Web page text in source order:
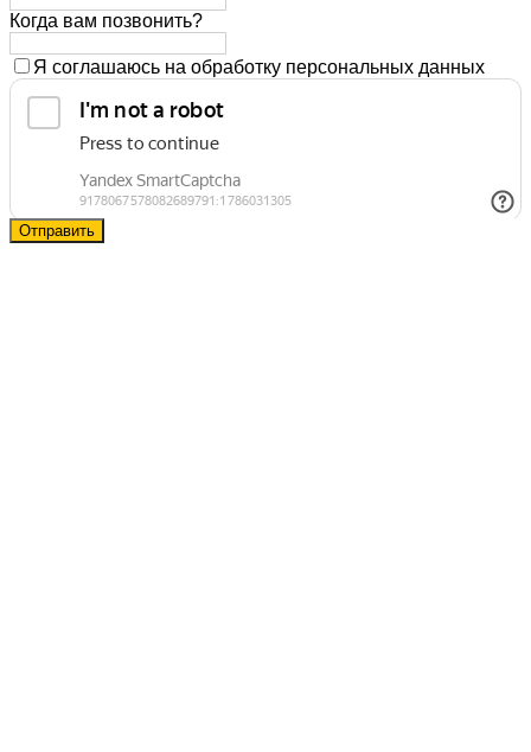
Когда вам позвонить?
Я соглашаюсь на обработку персональных данных